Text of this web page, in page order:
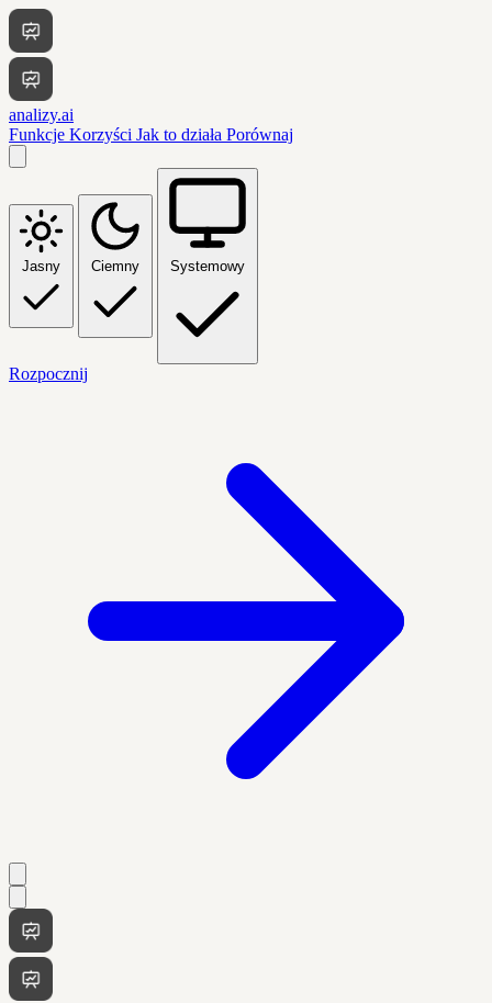
analizy.ai
Funkcje Korzyści Jak to działa Porównaj
Jasny Ciemny Systemowy
Rozpocznij